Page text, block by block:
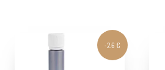
-2.6 €